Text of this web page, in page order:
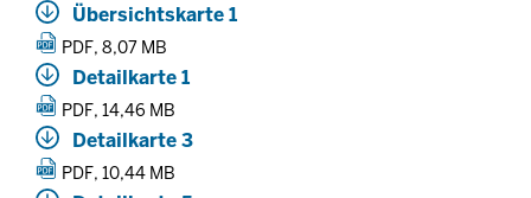
Übersichtskarte 1
PDF, 8,07 MB
Detailkarte 1
PDF, 14,46 MB
Detailkarte 3
PDF, 10,44 MB